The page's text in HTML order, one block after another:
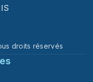
droits réservés